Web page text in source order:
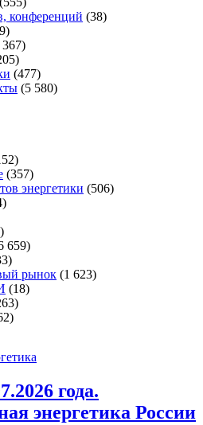
конференций (38)
367)
(477)
(5 580)
(357)
энергетики (506)
659)
рынок (1 623)
(18)
года.
энергетика России